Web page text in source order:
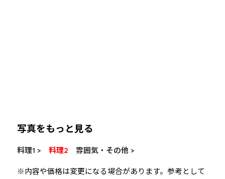
写真をもっと見る
料理1 > 料理2 雰囲気・その他 >
※内容や価格は変更になる場合があります。参考として